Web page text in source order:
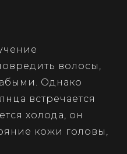
волосы,
Однако
встречается
холода, он
кожи головы,